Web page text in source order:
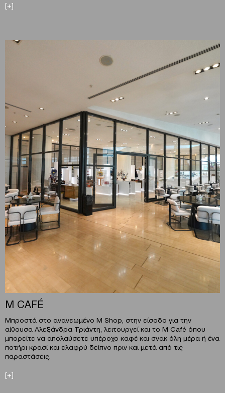
[+]
M CAFÉ
Μπροστά στο ανανεωμένο M Shop, στην είσοδο για την
αίθουσα Αλεξάνδρα Τριάντη, λειτουργεί και το M Café όπου
μπορείτε να απολαύσετε υπέροχο καφέ και σνακ όλη μέρα ή ένα
ποτήρι κρασί και ελαφρύ δείπνο πριν και μετά από τις
παραστάσεις.
[+]